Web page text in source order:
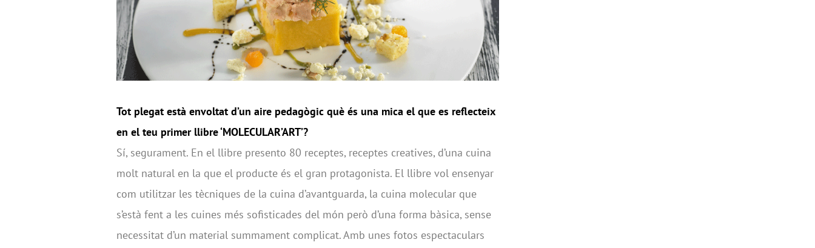
Tot plegat està envoltat d’un aire pedagògic què és una mica el que es reflecteix
en el teu primer llibre ‘MOLECULAR’ART’?
Sí, segurament. En el llibre presento 80 receptes, receptes creatives, d’una cuina
molt natural en la que el producte és el gran protagonista. El llibre vol ensenyar
com utilitzar les tècniques de la cuina d’avantguarda, la cuina molecular que
s’està fent a les cuines més sofisticades del món però d’una forma bàsica, sense
necessitat d’un material summament complicat. Amb unes fotos espectaculars